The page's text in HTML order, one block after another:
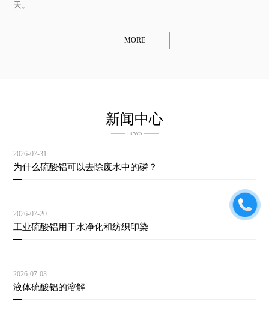
天。
MORE
新闻中心
—— news ——
2026-07-31
为什么硫酸铝可以去除废水中的磷？
2026-07-20
工业硫酸铝用于水净化和纺织印染
2026-07-03
液体硫酸铝的溶解